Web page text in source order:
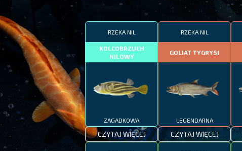
RZEKA NIL
KOLCOBRZUCH
NILOWY
ZAGADKOWA
CZYTAJ WIĘCEJ
RZEKA NIL
GOLIAT TYGRYSI
LEGENDARNA
CZYTAJ WIĘCEJ